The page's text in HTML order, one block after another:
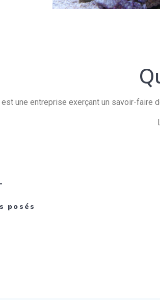
une entreprise exerçant un savoir-faire
posés